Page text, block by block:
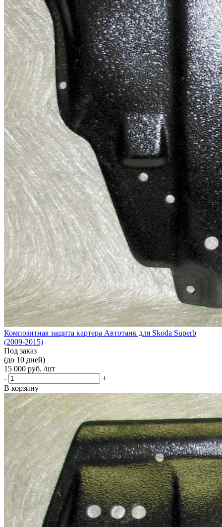
Композитная защита картера Автотанк для Skoda Superb
(2009-2015)
Под заказ
(до 10 дней)
15 000 руб. /шт
-
+
В корзину